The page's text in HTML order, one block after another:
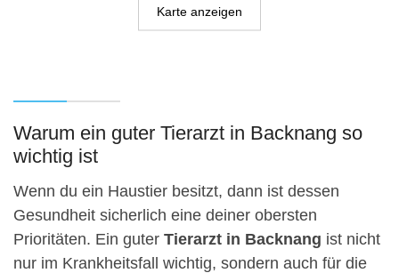
Karte anzeigen
Warum ein guter Tierarzt in Backnang so
wichtig ist
Wenn du ein Haustier besitzt, dann ist dessen
Gesundheit sicherlich eine deiner obersten
Prioritäten. Ein guter Tierarzt in Backnang ist nicht
nur im Krankheitsfall wichtig, sondern auch für die